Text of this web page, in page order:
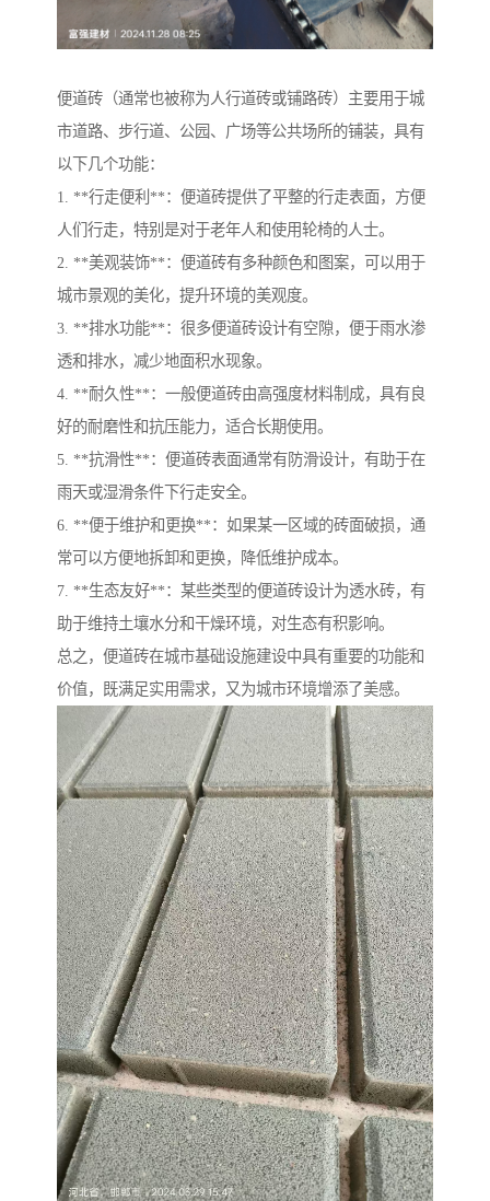
便道砖（通常也被称为人行道砖或铺路砖）主要用于城
市道路、步行道、公园、广场等公共场所的铺装，具有
以下几个功能：
1. **行走便利**：便道砖提供了平整的行走表面，方便
人们行走，特别是对于老年人和使用轮椅的人士。
2. **美观装饰**：便道砖有多种颜色和图案，可以用于
城市景观的美化，提升环境的美观度。
3. **排水功能**：很多便道砖设计有空隙，便于雨水渗
透和排水，减少地面积水现象。
4. **耐久性**：一般便道砖由高强度材料制成，具有良
好的耐磨性和抗压能力，适合长期使用。
5. **抗滑性**：便道砖表面通常有防滑设计，有助于在
雨天或湿滑条件下行走安全。
6. **便于维护和更换**：如果某一区域的砖面破损，通
常可以方便地拆卸和更换，降低维护成本。
7. **生态友好**：某些类型的便道砖设计为透水砖，有
助于维持土壤水分和干燥环境，对生态有积影响。
总之，便道砖在城市基础设施建设中具有重要的功能和
价值，既满足实用需求，又为城市环境增添了美感。